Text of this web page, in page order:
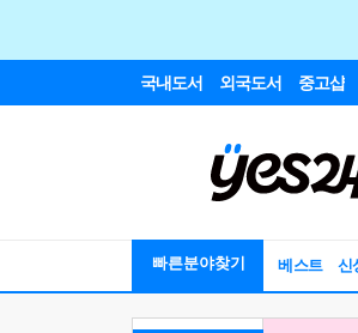
국내도서 외국도서 중고샵
빠른분야찾기 베스트 신